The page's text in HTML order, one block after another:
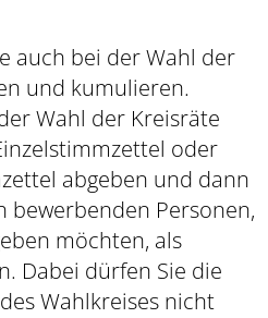
auch bei der Wahl der
und kumulieren.
Wahl der Kreisräte
oder
abgeben und dann
bewerbenden Personen,
möchten, als
Dabei dürfen Sie die
Wahlkreises nicht